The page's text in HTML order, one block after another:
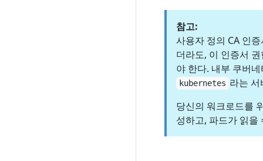
참고:
사용자 정의 CA 인
더라도, 이 인증서
야 한다. 내부 쿠버
kubernetes 라는 서
당신의 워크로드를
성하고, 파드가 읽을